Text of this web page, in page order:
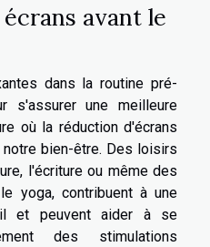
avant le
dans la routine pré-
s'assurer une meilleure
où la réduction d'écrans
bien-être. Des loisirs
l'écriture ou même des
yoga, contribuent à une
et peuvent aider à se
des stimulations